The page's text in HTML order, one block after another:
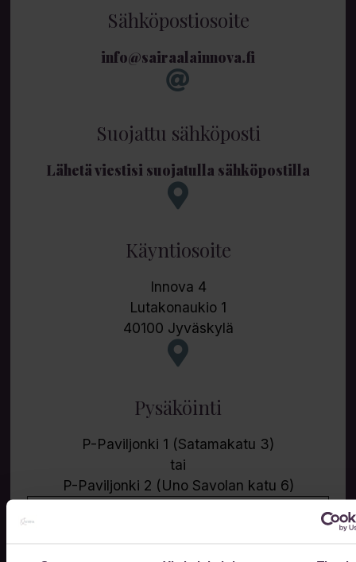
Sähköpostiosoite
info@sairaalainnova.fi
Suojattu sähköposti
Lähetä viestisi suojatulla sähköpostilla
Käyntiosoite
Innova 4
Lutakonaukio 1
40100 Jyväskylä
Pysäköinti
P-Paviljonki 1 (Satamakatu 3)
tai
P-Paviljonki 2 (Uno Savolan katu 6)